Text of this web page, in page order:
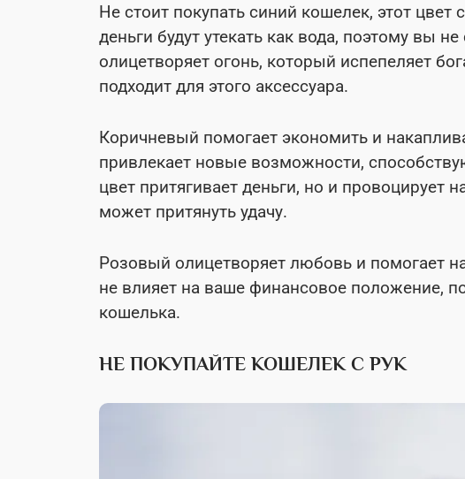
Не стоит покупать синий кошелек, этот цвет
деньги будут утекать как вода, поэтому вы
олицетворяет огонь, который испепеляет
подходит для этого аксессуара.
Коричневый помогает экономить и
привлекает новые возможности,
цвет притягивает деньги, но и провоцирует
может притянуть удачу.
Розовый олицетворяет любовь и помогает
не влияет на ваше финансовое положение,
кошелька.
НЕ ПОКУПАЙТЕ КОШЕЛЕК С РУК